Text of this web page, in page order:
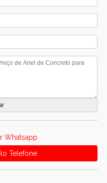
Whatsapp
Telefone